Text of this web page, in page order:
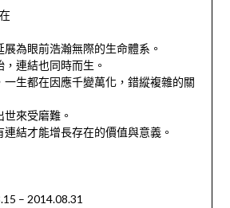
為眼前浩瀚無際的生命體系。
連結也同時而生。
一生都在因應千變萬化，錯縱複雜的關
來受磨難。
結才能增長存在的價值與意義。
– 2014.08.31